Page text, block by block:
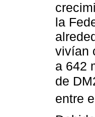
la
vivían
a 642
de
entre